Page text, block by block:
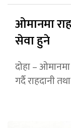
ओमानमा
सेवा हुने
दोहा –
गर्दै राहदानी